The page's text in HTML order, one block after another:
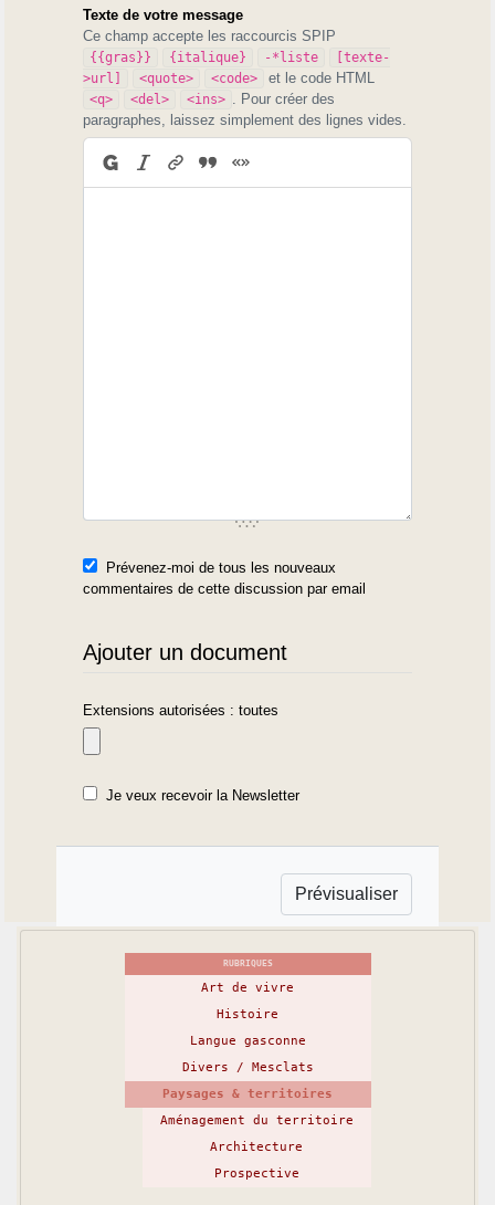
Texte de votre message
Ce champ accepte les raccourcis SPIP
{{gras}} {italique} -*liste
[texte-
>url]
<quote> <code> et le code HTML
<q> <del> <ins> . Pour créer des
paragraphes, laissez simplement des lignes vides.
Prévenez-moi de tous les nouveaux
commentaires de cette discussion par email
Ajouter un document
Extensions autorisées : toutes
Je veux recevoir la Newsletter
RUBRIQUES
Art de vivre
Histoire
Langue gasconne
Divers / Mesclats
Paysages & territoires
Aménagement du territoire
Architecture
Prospective